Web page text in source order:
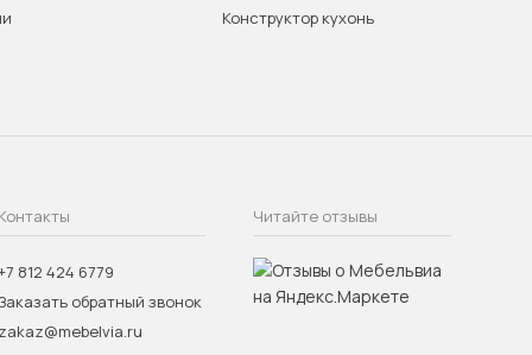
Конструктор кухонь
812 424 6779
обратный звонок
Читайте отзывы